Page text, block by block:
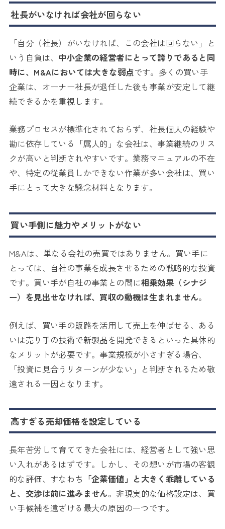
社長がいなければ会社が回らない
「自分（社長）がいなければ、この会社は回らない」と
いう自負は、 中小企業の経営者にとって誇りであると同
時に、M&Aにおいては大きな弱点です。多くの買い手
企業は、オーナー社長が退任した後も事業が安定して継
続できるかを重視します。
業務プロセスが標準化されておらず、社長個人の経験や
勘に依存している「属人的」な会社は、事業継続のリス
クが高いと判断されやすいです。業務マニュアルの不在
や、特定の従業員しかできない作業が多い会社は、買い
手にとって大きな懸念材料となります。
買い手側に魅力やメリットがない
M&Aは、単なる会社の売買ではありません。買い手に
とっては、自社の事業を成長させるための戦略的な投資
です。買い手が自社の事業との間に相乗効果（シナジ
ー）を見出せなければ、買収の動機は生まれません。
例えば、買い手の販路を活用して売上を伸ばせる、ある
いは売り手の技術で新製品を開発できるといった具体的
なメリットが必要です。事業規模が小さすぎる場合、
「投資に見合うリターンが少ない」と判断されるため敬
遠される一因となります。
高すぎる売却価格を設定している
長年苦労して育ててきた会社には、経営者として強い思
い入れがあるはずです。しかし、その想いが市場の客観
的な評価、すなわち 「企業価値」と大きく乖離している
と、交渉は前に進みません。非現実的な価格設定は、買
い手候補を遠ざける最大の原因の一つです。